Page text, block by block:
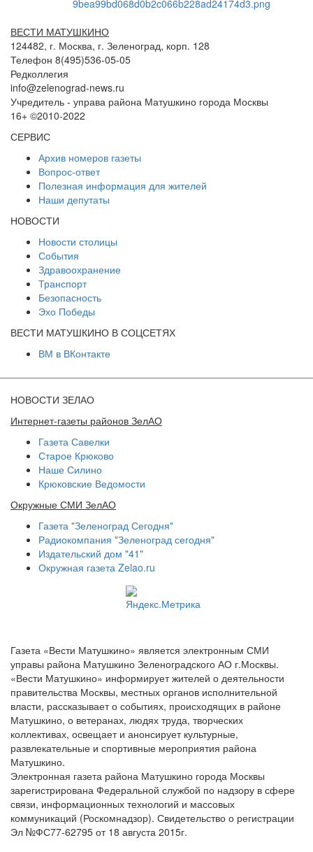
ВЕСТИ МАТУШКИНО
124482, г. Москва, г. Зеленоград, корп. 128
Телефон 8(495)536-05-05
Редколлегия
info@zelenograd-news.ru
Учредитель - управа района Матушкино города Москвы
16+ ©2010-2022
СЕРВИС
Архив номеров газеты
Вопрос-ответ
Полезная информация для жителей
Наши депутаты
НОВОСТИ
Новости столицы
События
Здравоохранение
Транспорт
Безопасность
Эхо Победы
ВЕСТИ МАТУШКИНО В СОЦСЕТЯХ
ВМ в ВКонтакте
НОВОСТИ ЗЕЛАО
Интернет-газеты районов ЗелАО
Газета Савелки
Старое Крюково
Наше Силино
Крюковские Ведомости
Окружные СМИ ЗелАО
Газета "Зеленоград Сегодня"
Радиокомпания "Зеленоград сегодня"
Издательский дом "41"
Окружная газета Zelao.ru
Газета «Вести Матушкино» является электронным СМИ
управы района Матушкино Зеленоградского АО г.Москвы.
«Вести Матушкино» информирует жителей о деятельности
правительства Москвы, местных органов исполнительной
власти, рассказывает о событиях, происходящих в районе
Матушкино, о ветеранах, людях труда, творческих
коллективах, освещает и анонсирует культурные,
развлекательные и спортивные мероприятия района
Матушкино.
Электронная газета района Матушкино города Москвы
зарегистрирована Федеральной службой по надзору в сфере
связи, информационных технологий и массовых
коммуникаций (Роскомнадзор). Свидетельство о регистрации
Эл №ФС77-62795 от 18 августа 2015г.